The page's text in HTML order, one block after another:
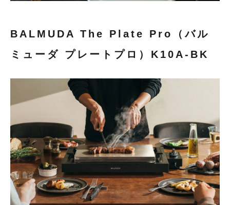
BALMUDA The Plate Pro（バル
ミューダ プレートプロ） K10A-BK